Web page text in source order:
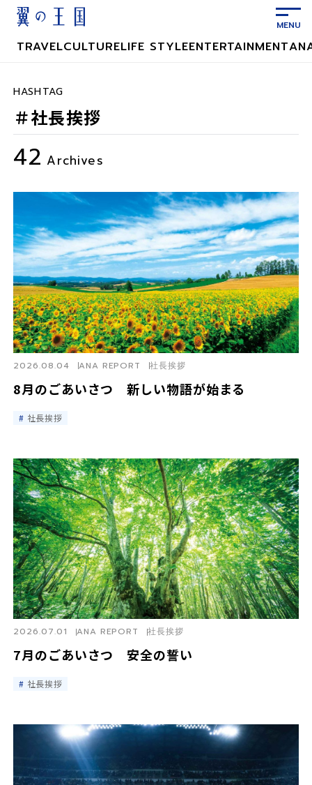
TRAVELCULTURELIFE STYLEENTERTAINMENT
＃社長挨拶
HASHTAG
42 Archives
8月のごあいさつ 新しい物語が始まる
2026.08.04 ANA REPORT 社長挨拶
社長挨拶
7月のごあいさつ 安全の誓い
2026.07.01 ANA REPORT 社長挨拶
社長挨拶